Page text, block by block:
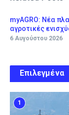
myAGRO: Νέα
αγροτικές
6 Αυγούστου 2026
Επιλεγμένα
1